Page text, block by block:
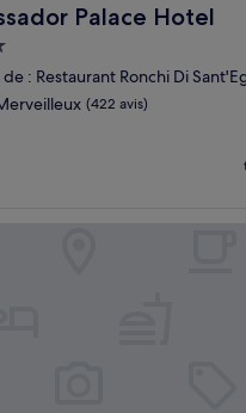
Palace Hotel
Palace Hotel
de : Restaurant Ronchi Di
(422 avis)